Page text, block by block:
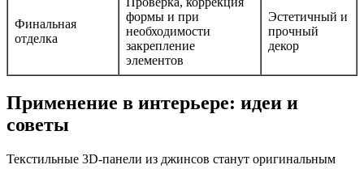
Финальная
отделка
формы и при
необходимости
закрепление
элементов
Эстетичный и
прочный
декор
Применение в интерьере: идеи и
советы
Текстильные 3D-панели из джинсов станут оригинальным